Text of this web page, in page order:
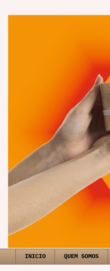
INICIO QUEM SOMOS